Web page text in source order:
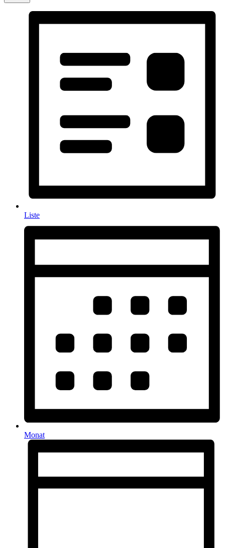
Liste
Monat